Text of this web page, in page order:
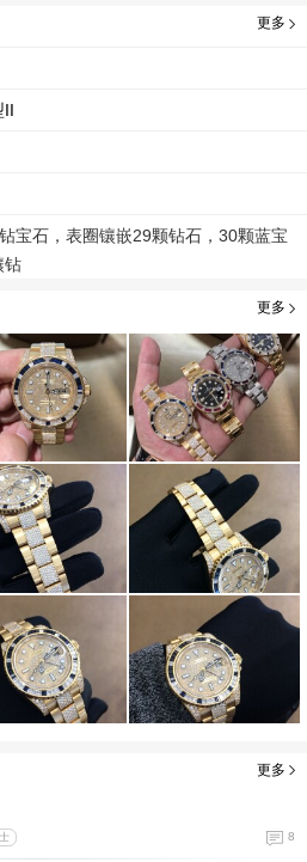
更多
II
宝石，表圈镶嵌29颗钻石，30颗蓝宝
钻
更多
更多
8